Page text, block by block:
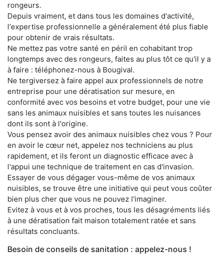
rongeurs.
Depuis vraiment, et dans tous les domaines d'activité,
l'expertise professionnelle a généralement été plus fiable
pour obtenir de vrais résultats.
Ne mettez pas votre santé en péril en cohabitant trop
longtemps avec des rongeurs, faites au plus tôt ce qu'il y a
à faire : téléphonez-nous à Bougival.
Ne tergiversez à faire appel aux professionnels de notre
entreprise pour une dératisation sur mesure, en
conformité avec vos besoins et votre budget, pour une vie
sans les animaux nuisibles et sans toutes les nuisances
dont ils sont à l'origine.
Vous pensez avoir des animaux nuisibles chez vous ? Pour
en avoir le cœur net, appelez nos techniciens au plus
rapidement, et ils feront un diagnostic efficace avec à
l'appui une technique de traitement en cas d'invasion.
Essayer de vous dégager vous-même de vos animaux
nuisibles, se trouve être une initiative qui peut vous coûter
bien plus cher que vous ne pouvez l'imaginer.
Evitez à vous et à vos proches, tous les désagréments liés
à une dératisation fait maison totalement ratée et sans
résultats concluants.
Besoin de conseils de sanitation : appelez-nous !